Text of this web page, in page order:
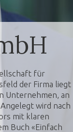
für
der Firma liegt
Unternehmen, an
wird nach
mit klaren
Buch «Einfach